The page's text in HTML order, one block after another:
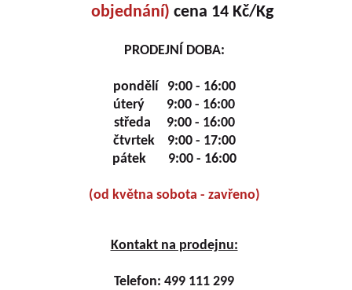
objednání) cena 14 Kč/Kg
PRODEJNÍ DOBA:
pondělí 9:00 - 16:00
úterý 9:00 - 16:00
středa 9:00 - 16:00
čtvrtek 9:00 - 17:00
pátek 9:00 - 16:00
(od května sobota - zavřeno)
Kontakt na prodejnu:
Telefon: 499 111 299